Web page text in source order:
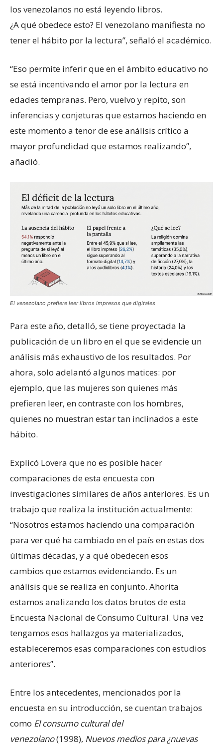
los venezolanos no está leyendo libros.
¿A qué obedece esto? El venezolano manifiesta no
tener el hábito por la lectura”, señaló el académico.
“Eso permite inferir que en el ámbito educativo no
se está incentivando el amor por la lectura en
edades tempranas. Pero, vuelvo y repito, son
inferencias y conjeturas que estamos haciendo en
este momento a tenor de ese análisis crítico a
mayor profundidad que estamos realizando”,
añadió.
El venezolano prefiere leer libros impresos que digitales
Para este año, detalló, se tiene proyectada la
publicación de un libro en el que se evidencie un
análisis más exhaustivo de los resultados. Por
ahora, solo adelantó algunos matices: por
ejemplo, que las mujeres son quienes más
prefieren leer, en contraste con los hombres,
quienes no muestran estar tan inclinados a este
hábito.
Explicó Lovera que no es posible hacer
comparaciones de esta encuesta con
investigaciones similares de años anteriores. Es un
trabajo que realiza la institución actualmente:
“Nosotros estamos haciendo una comparación
para ver qué ha cambiado en el país en estas dos
últimas décadas, y a qué obedecen esos
cambios que estamos evidenciando. Es un
análisis que se realiza en conjunto. Ahorita
estamos analizando los datos brutos de esta
Encuesta Nacional de Consumo Cultural. Una vez
tengamos esos hallazgos ya materializados,
estableceremos esas comparaciones con estudios
anteriores”.
Entre los antecedentes, mencionados por la
encuesta en su introducción, se cuentan trabajos
como El consumo cultural del
venezolano(1998), Nuevos medios para ¿nuevas